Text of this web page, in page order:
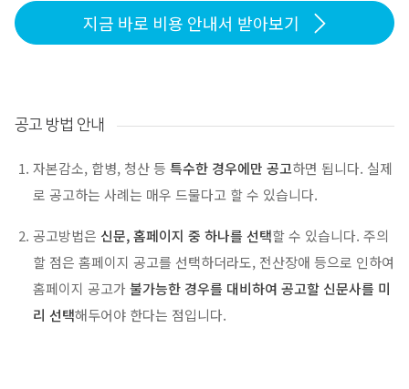
지금 바로 비용 안내서 받아보기
공고 방법 안내
자본감소, 합병, 청산 등 특수한 경우에만 공고하면 됩니다. 실제
로 공고하는 사례는 매우 드물다고 할 수 있습니다.
공고방법은 신문, 홈페이지 중 하나를 선택할 수 있습니다. 주의
할 점은 홈페이지 공고를 선택하더라도, 전산장애 등으로 인하여
홈페이지 공고가 불가능한 경우를 대비하여 공고할 신문사를 미
리 선택해두어야 한다는 점입니다.